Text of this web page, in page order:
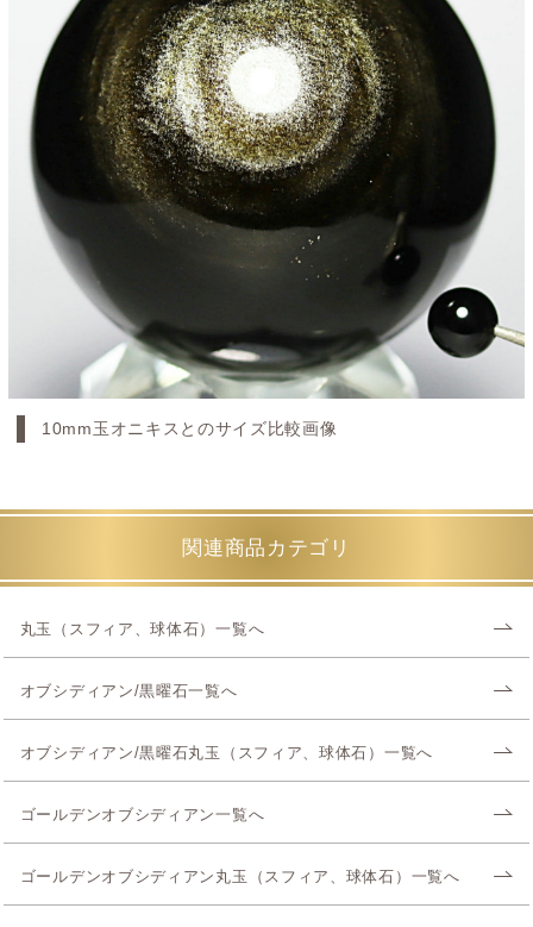
10mm玉オニキスとのサイズ比較画像
関連商品カテゴリ
丸玉（スフィア、球体石）一覧へ
オブシディアン/黒曜石一覧へ
オブシディアン/黒曜石丸玉（スフィア、球体石）一覧へ
ゴールデンオブシディアン一覧へ
ゴールデンオブシディアン丸玉（スフィア、球体石）一覧へ